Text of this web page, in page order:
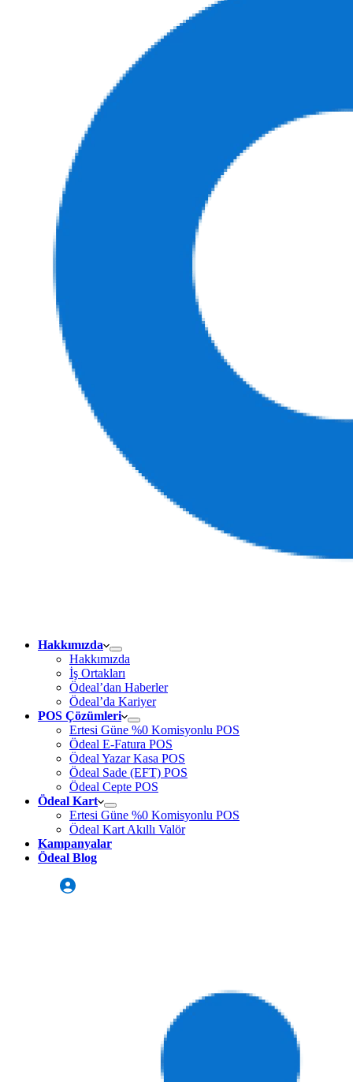
Hakkımızda
Hakkımızda
İş Ortakları
Ödeal’dan Haberler
Ödeal’da Kariyer
POS Çözümleri
Ertesi Güne %0 Komisyonlu POS
Ödeal E-Fatura POS
Ödeal Yazar Kasa POS
Ödeal Sade (EFT) POS
Ödeal Cepte POS
Ödeal Kart
Ertesi Güne %0 Komisyonlu POS
Ödeal Kart Akıllı Valör
Kampanyalar
Ödeal Blog